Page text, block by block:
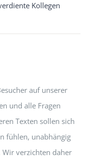
Kollegen
auf unserer
und alle Fragen
Texten sollen sich
fühlen, unabhängig
verzichten daher